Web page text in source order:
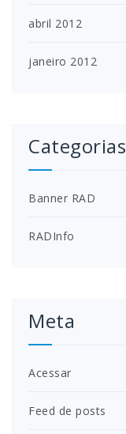
abril 2012
janeiro 2012
Categorias
Banner RAD
RADInfo
Meta
Acessar
Feed de posts